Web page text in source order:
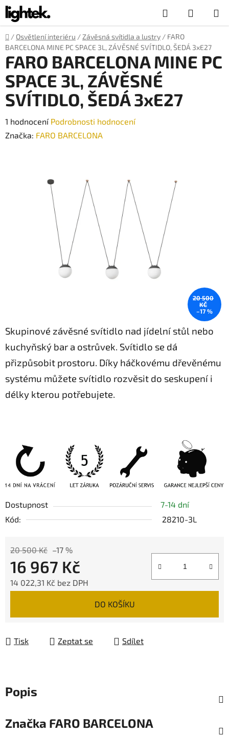
Přejít
na
obsah
Hledat
KOŠÍK
Domů
/ Osvětlení interiéru / Závěsná svítidla a lustry / FARO
BARCELONA MINE PC SPACE 3L, ZÁVĚSNÉ SVÍTIDLO, ŠEDÁ 3xE27
Skupinové závěsné svítidlo nad jídelní stůl nebo
kuchyňský bar a ostrůvek. Svítidlo se dá
přizpůsobit prostoru. Díky háčkovému dřevěnému
systému můžete svítidlo rozvěsit do seskupení i
délky kterou potřebujete.
Dostupnost
7-14 dní
Kód:
28210-3L
20 500 Kč –17 %
16 967 Kč
14 022,31 Kč bez DPH
DO KOŠÍKU
Tisk Zeptat se Sdílet
FARO BARCELONA MINE PC
SPACE 3L, ZÁVĚSNÉ
SVÍTIDLO, ŠEDÁ 3xE27
Průměrné
hodnocení
1 hodnocení Podrobnosti hodnocení
Značka: FARO BARCELONA
20 500
KČ
–17 %
Popis
Značka FARO BARCELONA